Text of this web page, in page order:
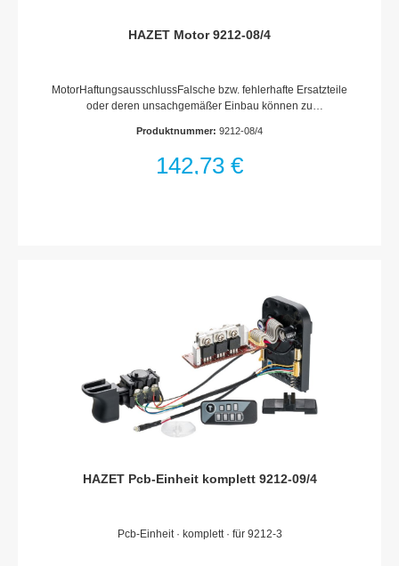
HAZET Motor 9212-08/4
MotorHaftungsausschlussFalsche bzw. fehlerhafte Ersatzteile
oder deren unsachgemäßer Einbau können zu
führen.Bei Verwendung nicht freigegebener Ersatzteile oder
Service-, Schadenersatz- und Haftpflichtansprüche gegen den
Produktnummer: 9212-08/4
142,73 €
HAZET Pcb-Einheit komplett 9212-09/4
Pcb-Einheit · komplett · für 9212-3